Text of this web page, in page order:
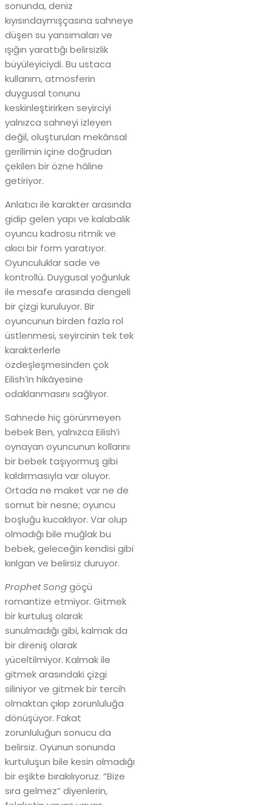
sonunda, deniz
kıyısındaymışçasına sahneye
düşen su yansımaları ve
ışığın yarattığı belirsizlik
büyüleyiciydi. Bu ustaca
kullanım, atmosferin
duygusal tonunu
keskinleştirirken seyirciyi
yalnızca sahneyi izleyen
değil, oluşturulan mekânsal
gerilimin içine doğrudan
çekilen bir özne hâline
getiriyor.
Anlatıcı ile karakter arasında
gidip gelen yapı ve kalabalık
oyuncu kadrosu ritmik ve
akıcı bir form yaratıyor.
Oyunculuklar sade ve
kontrollü. Duygusal yoğunluk
ile mesafe arasında dengeli
bir çizgi kuruluyor. Bir
oyuncunun birden fazla rol
üstlenmesi, seyircinin tek tek
karakterlerle
özdeşleşmesinden çok
Eilish’in hikâyesine
odaklanmasını sağlıyor.
Sahnede hiç görünmeyen
bebek Ben, yalnızca Eilish’i
oynayan oyuncunun kollarını
bir bebek taşıyormuş gibi
kaldırmasıyla var oluyor.
Ortada ne maket var ne de
somut bir nesne; oyuncu
boşluğu kucaklıyor. Var olup
olmadığı bile muğlak bu
bebek, geleceğin kendisi gibi
kırılgan ve belirsiz duruyor.
Prophet Songgöçü
romantize etmiyor. Gitmek
bir kurtuluş olarak
sunulmadığı gibi, kalmak da
bir direniş olarak
yüceltilmiyor. Kalmak ile
gitmek arasındaki çizgi
siliniyor ve gitmek bir tercih
olmaktan çıkıp zorunluluğa
dönüşüyor. Fakat
zorunluluğun sonucu da
belirsiz. Oyunun sonunda
kurtuluşun bile kesin olmadığı
bir eşikte bırakılıyoruz. “Bize
sıra gelmez” diyenlerin,